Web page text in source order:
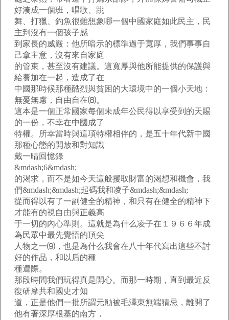
好湊成一個班，唱歌、跳
舞、打獵、釣魚很難想象哪一個中國家庭如此民主，民
主到沒有一個孩子感
到家長的威嚴：他所暗示的標準過于寬厚，我們事事自
己拿主意，沒有來自家庭
的管束，甚至沒有建議。這寬厚與他所能提供的保護與
給養加在一起，造成了在
中國那時候那種酷烈與貧困的大環境中的一個小天地：
無憂無慮，自由自在⑻。
這本是一個正常國家每個未成年公民得以享受到的天賜
的一份，不幸在中國成了
特權。所幸當時與這項特權相伴的，是五十年代新中國
那種心態的開放和對知識
戴一晴回憶錄
&mdash;6&mdash;
的渴求，而不是如今天這般攫取財富的渴想和機會，我
們&mdash;&mdash;起碼我和凌子&mdash;&mdash;
從而得以有了一副健全的精神，和只有在健全的精神下
才能有的視自由與正義高
于一切的內心準則。這就是為什么凌子在１９６６年成
為民眾中最先覺悟的頂尖
人物之一⑼，也是為什么我會在八十年代寫出這些不討
好的作品，和以后的種
種遭際。
那段時間我們玩得真是開心。而那一時期，直到最近反
復研摩共和國史才知
道，正是他們一批所謂元勛被毛澤東無端猜忌，離開了
他有著深厚根基的南方，